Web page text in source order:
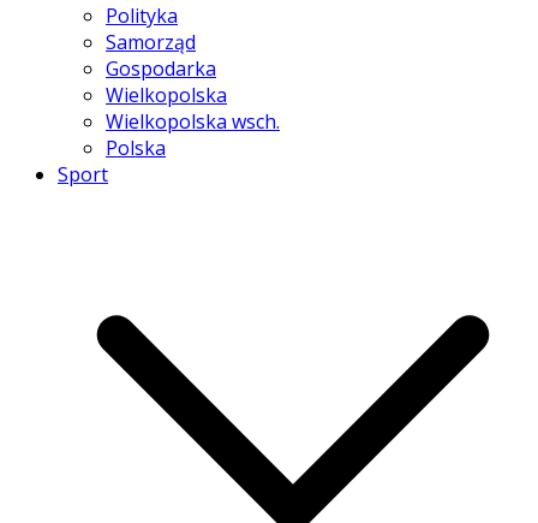
Polityka
Samorząd
Gospodarka
Wielkopolska
Wielkopolska wsch.
Polska
Sport